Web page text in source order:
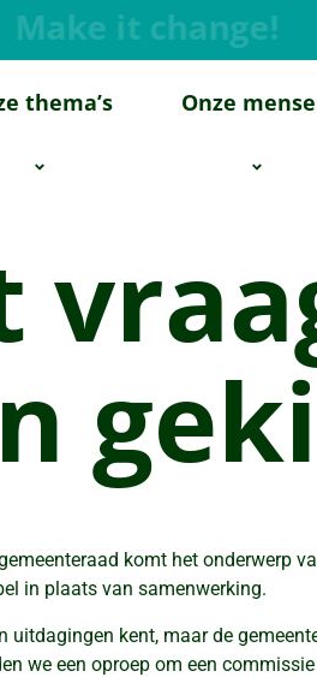
Pour le
thema’s Onze
komt het onderwerp
in plaats van samenwerking.
kent, maar de
we een oproep om een